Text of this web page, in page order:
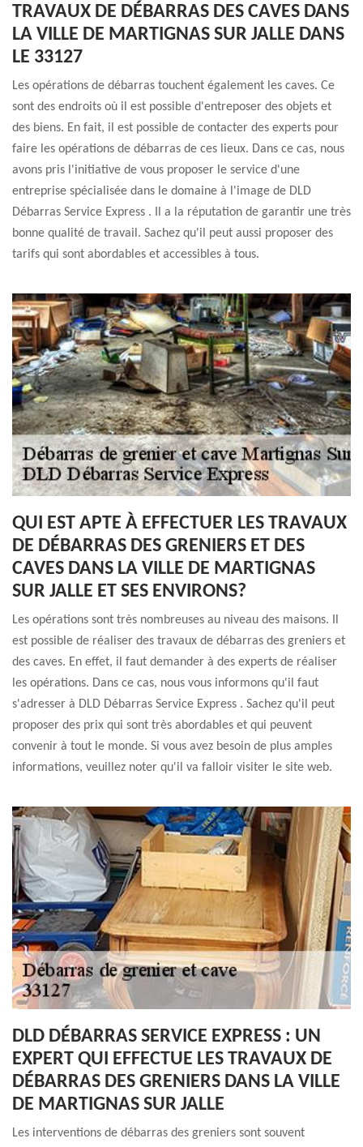
TRAVAUX DE DÉBARRAS DES CAVES DANS
LA VILLE DE MARTIGNAS SUR JALLE DANS
LE 33127
Les opérations de débarras touchent également les caves. Ce
sont des endroits où il est possible d'entreposer des objets et
des biens. En fait, il est possible de contacter des experts pour
faire les opérations de débarras de ces lieux. Dans ce cas, nous
avons pris l'initiative de vous proposer le service d'une
entreprise spécialisée dans le domaine à l'image de DLD
Débarras Service Express . Il a la réputation de garantir une très
bonne qualité de travail. Sachez qu'il peut aussi proposer des
tarifs qui sont abordables et accessibles à tous.
QUI EST APTE À EFFECTUER LES TRAVAUX
DE DÉBARRAS DES GRENIERS ET DES
CAVES DANS LA VILLE DE MARTIGNAS
SUR JALLE ET SES ENVIRONS?
Les opérations sont très nombreuses au niveau des maisons. Il
est possible de réaliser des travaux de débarras des greniers et
des caves. En effet, il faut demander à des experts de réaliser
les opérations. Dans ce cas, nous vous informons qu'il faut
s'adresser à DLD Débarras Service Express . Sachez qu'il peut
proposer des prix qui sont très abordables et qui peuvent
convenir à tout le monde. Si vous avez besoin de plus amples
informations, veuillez noter qu'il va falloir visiter le site web.
DLD DÉBARRAS SERVICE EXPRESS : UN
EXPERT QUI EFFECTUE LES TRAVAUX DE
DÉBARRAS DES GRENIERS DANS LA VILLE
DE MARTIGNAS SUR JALLE
Les interventions de débarras des greniers sont souvent